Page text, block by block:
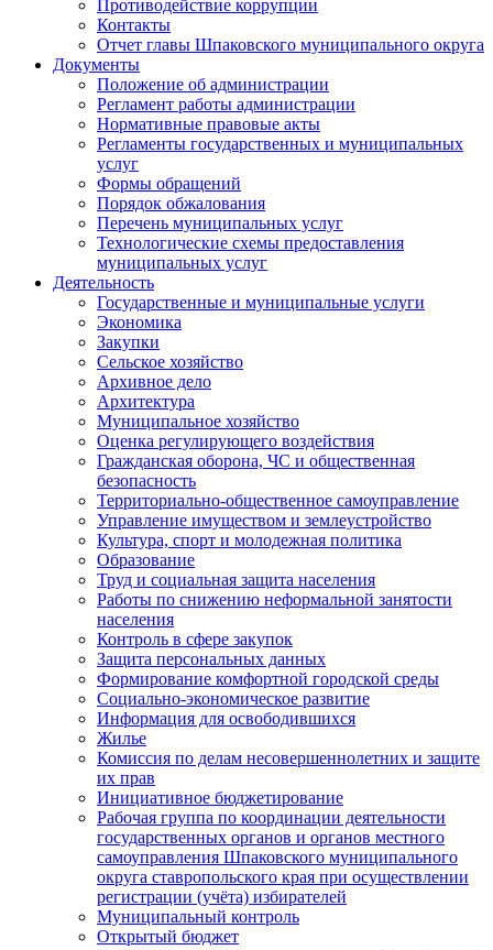
Противодействие коррупции
Контакты
Отчет главы Шпаковского муниципального округа
Документы
Положение об администрации
Регламент работы администрации
Нормативные правовые акты
Регламенты государственных и муниципальных
услуг
Формы обращений
Порядок обжалования
Перечень муниципальных услуг
Технологические схемы предоставления
муниципальных услуг
Деятельность
Государственные и муниципальные услуги
Экономика
Закупки
Сельское хозяйство
Архивное дело
Архитектура
Муниципальное хозяйство
Оценка регулирующего воздействия
Гражданская оборона, ЧС и общественная
безопасность
Территориально-общественное самоуправление
Управление имуществом и землеустройство
Культура, спорт и молодежная политика
Образование
Труд и социальная защита населения
Работы по снижению неформальной занятости
населения
Контроль в сфере закупок
Защита персональных данных
Формирование комфортной городской среды
Социально-экономическое развитие
Информация для освободившихся
Жилье
Комиссия по делам несовершеннолетних и защите
их прав
Инициативное бюджетирование
Рабочая группа по координации деятельности
государственных органов и органов местного
самоуправления Шпаковского муниципального
округа ставропольского края при осуществлении
регистрации (учёта) избирателей
Муниципальный контроль
Открытый бюджет